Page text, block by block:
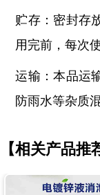
贮存：密封存
用完前，每次
运输：本品运
防雨水等杂质混
【相关产品推